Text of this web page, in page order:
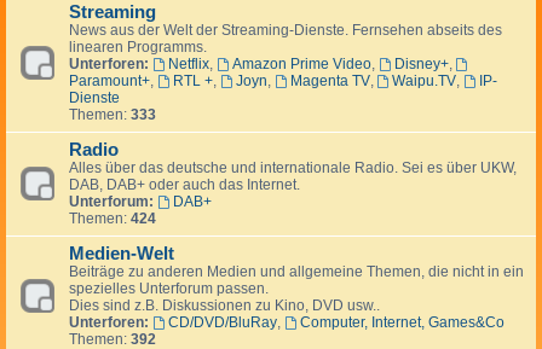
Streaming
News aus der Welt der Streaming-Dienste. Fernsehen abseits des
linearen Programms.
Unterforen:
Netflix, Amazon Prime Video, Disney+,
Paramount+, RTL +, Joyn, Magenta TV, Waipu.TV,
IP-
Dienste
Themen: 333
Radio
Alles über das deutsche und internationale Radio. Sei es über UKW,
DAB, DAB+ oder auch das Internet.
Unterforum:
DAB+
Themen: 424
Medien-Welt
Beiträge zu anderen Medien und allgemeine Themen, die nicht in ein
spezielles Unterforum passen.
Dies sind z.B. Diskussionen zu Kino, DVD usw..
Unterforen:
CD/DVD/BluRay,
Computer, Internet, Games&Co
Themen: 392